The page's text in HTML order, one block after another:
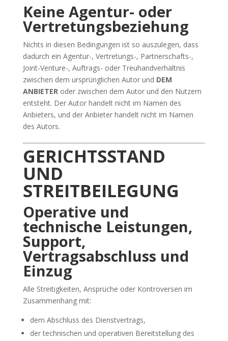
Keine Agentur- oder
Vertretungsbeziehung
Nichts in diesen Bedingungen ist so auszulegen, dass
dadurch ein Agentur-, Vertretungs-, Partnerschafts-,
Joint-Venture-, Auftrags- oder Treuhandverhältnis
zwischen dem ursprünglichen Autor und DEM
ANBIETER oder zwischen dem Autor und den Nutzern
entsteht. Der Autor handelt nicht im Namen des
Anbieters, und der Anbieter handelt nicht im Namen
des Autors.
GERICHTSSTAND
UND
STREITBEILEGUNG
Operative und
technische Leistungen,
Support,
Vertragsabschluss und
Einzug
Alle Streitigkeiten, Ansprüche oder Kontroversen im
Zusammenhang mit:
dem Abschluss des Dienstvertrags,
der technischen und operativen Bereitstellung des